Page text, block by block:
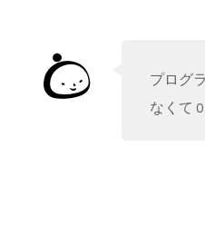
プログ
なくて